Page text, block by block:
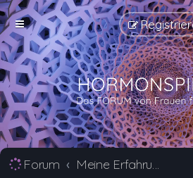
Forum Meine Erfahrungen mit der Hormonspirale Mirena | Hormonspirale Forum